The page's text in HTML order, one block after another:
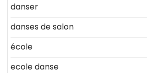
danser
danses de salon
école
ecole danse